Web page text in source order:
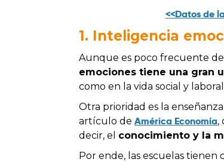
<<Datos de
1. Inteligencia
Aunque es poco frecuente
emociones tiene una gran
como en la vida social y
Otra prioridad es la
artículo de América Economía,
decir, el conocimiento y la
Por ende, las escuelas tienen